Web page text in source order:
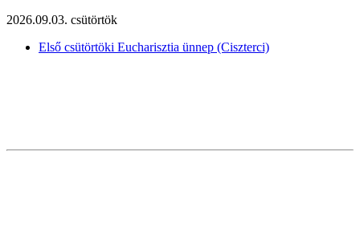
2026.09.03. csütörtök
Első csütörtöki Eucharisztia ünnep (Ciszterci)